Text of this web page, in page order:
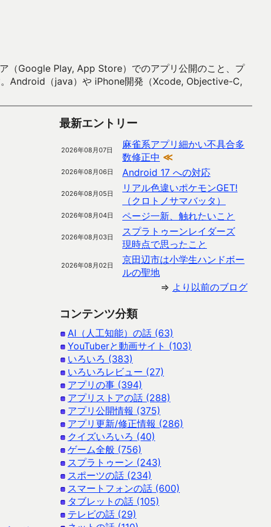
（Google Play, App Store）でのアプリ公開のこと、プ
Android（java）や iPhone開発（Xcode, Objective-C,
最新エントリー
2026年08月07日
麻雀系アプリ細かい不具合多
数修正中 ≪
2026年08月06日 Android 17 への対応
2026年08月05日
リアル色違いポケモンGET!
（クロトノサマバッタ）
2026年08月04日 ページ一新、触れたいこと
2026年08月03日
スプラトゥーンレイダーズ
現時点で思ったこと
2026年08月02日
京田辺市は小学生ハンドボー
ルの聖地
⇒ より以前のブログ
コンテンツ分類
AI（人工知能）の話 (63)
YouTuberと動画サイト (103)
いろいろ (383)
いろいろレビュー (27)
アプリの事 (394)
アプリストアの話 (288)
アプリ公開情報 (375)
アプリ更新/修正情報 (286)
クイズいろいろ (40)
ゲーム全般 (756)
スプラトゥーン (243)
スポーツの話 (234)
スマートフォンの話 (600)
タブレットの話 (105)
テレビの話 (29)